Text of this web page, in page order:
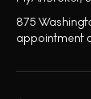
875
appointment